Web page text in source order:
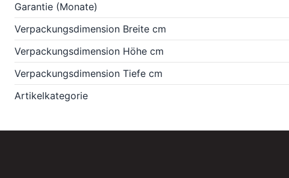
Garantie (Monate)
Verpackungsdimension Breite cm
Verpackungsdimension Höhe cm
Verpackungsdimension Tiefe cm
Artikelkategorie